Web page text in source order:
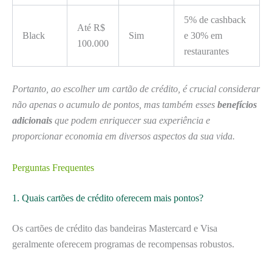
Black
Até R$
100.000
Sim
5% de cashback
e 30% em
restaurantes
Portanto, ao escolher um cartão de crédito, é crucial considerar
não apenas o acumulo de pontos, mas também esses benefícios
adicionais que podem enriquecer sua experiência e
proporcionar economia em diversos aspectos da sua vida.
Perguntas Frequentes
1. Quais cartões de crédito oferecem mais pontos?
Os cartões de crédito das bandeiras Mastercard e Visa
geralmente oferecem programas de recompensas robustos.